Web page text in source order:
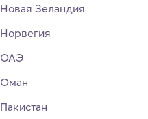
Новая Зеландия
Норвегия
ОАЭ
Оман
Пакистан